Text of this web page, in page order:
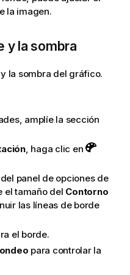
la imagen.
y la sombra
la sombra del gráfico.
amplíe la sección
, haga clic en
panel de opciones de
el tamaño del Contorno
las líneas de borde
el borde.
para controlar la